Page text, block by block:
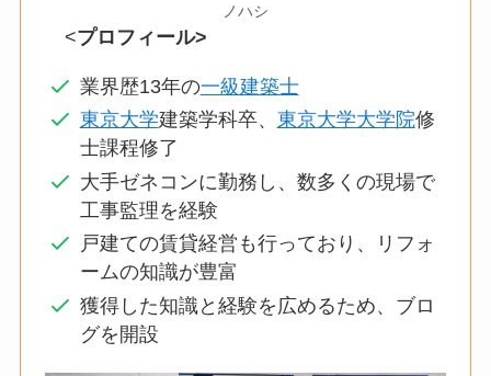
ノハシ
<プロフィール>
業界歴13年の一級建築士
東京大学建築学科卒、 東京大学大学院修
士課程修了
大手ゼネコンに勤務し、数多くの現場で
工事監理を経験
戸建ての賃貸経営も行っており、リフォ
ームの知識が豊富
獲得した知識と経験を広めるため、ブロ
グを開設